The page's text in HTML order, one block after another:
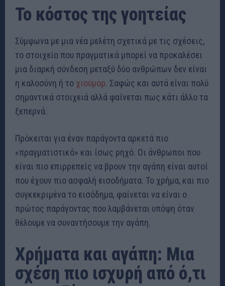
Το κόστος της γοητείας
Σύμφωνα με μια νέα μελέτη σχετικά με τις σχέσεις,
το στοιχείο που πραγματικά μπορεί να προκαλέσει
μια διαρκή σύνδεση μεταξύ δύο ανθρώπων δεν είναι
η καλοσύνη ή το χιούμορ. Σαφώς και αυτά είναι πολύ
σημαντικά στοιχειά αλλά φαίνεται πως κάτι άλλο τα
ξεπερνά.
Πρόκειται για έναν παράγοντα αρκετά πιο
«πραγματιστικό» και ίσως ρηχό. Οι άνθρωποι που
είναι πιο επιρρεπείς να βρουν την αγάπη είναι αυτοί
που έχουν πιο ασφαλή εισοδήματα. Το χρήμα, και πιο
συγκεκριμένα το εισόδημα, φαίνεται να είναι ο
πρώτος παράγοντας που λαμβάνεται υπόψη όταν
θέλουμε να συναντήσουμε την αγάπη.
Χρήματα και αγάπη: Μια
σχέση πιο ισχυρή από ό,τι